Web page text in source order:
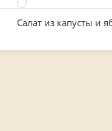
Салат из капусты и